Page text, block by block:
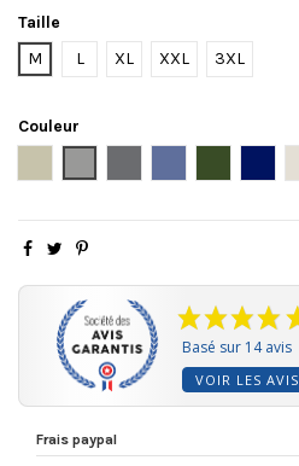
Taille
M
L XL XXL 3XL
Couleur
Basé sur 14 avis
VOIR LES AVIS
Frais paypal